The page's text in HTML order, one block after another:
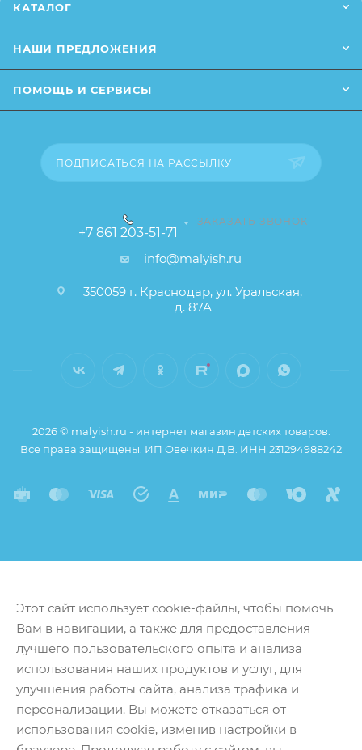
в онлайн чат на сайте.
Заказанный товар может незначительно отличаться
сайте (например, оттенки цветов, незначительные
товара), при этом основные потребительские
свойства и иные существенные элементы товара и
КАТАЛОГ
НАШИ ПРЕДЛОЖЕНИЯ
ПОМОЩЬ И СЕРВИСЫ
ПОДПИСАТЬСЯ НА РАССЫЛКУ
+7 861 203-51-71
ЗАКАЗАТЬ ЗВОНОК
info@malyish.ru
350059 г. Краснодар, ул. Уральская,
д. 87А
2026 © malyish.ru - интернет магазин детских товаров.
Все права защищены. ИП Овечкин Д.В. ИНН 231294988242
Этот сайт использует cookie-файлы, чтобы помочь
Вам в навигации, а также для предоставления
лучшего пользовательского опыта и анализа
использования наших продуктов и услуг, для
улучшения работы сайта, анализа трафика и
персонализации. Вы можете отказаться от
использования cookie, изменив настройки в